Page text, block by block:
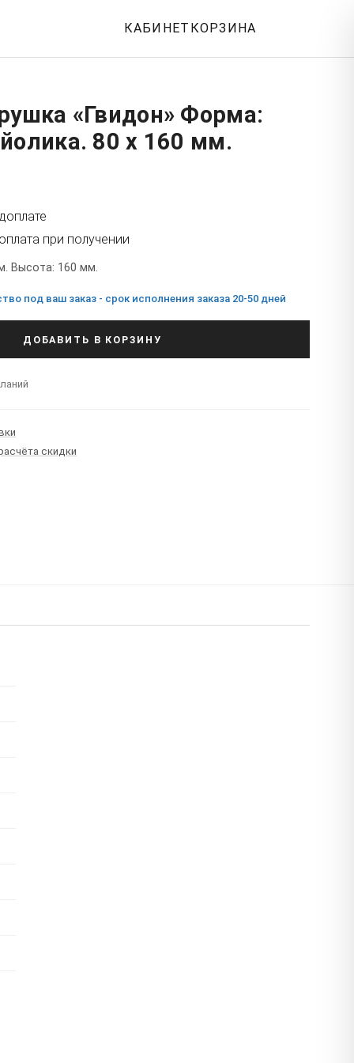
КАБИНЕТ КОРЗИНА
«Гвидон» Форма:
80 x 160 мм.
оплата при получении
Высота: 160 мм.
под ваш заказ - срок исполнения заказа 20-50 дней
ДОБАВИТЬ В КОРЗИНУ
скидки